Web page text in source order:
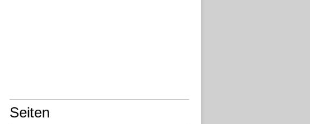
Seiten